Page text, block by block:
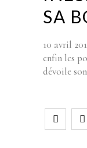
SA
10 avril
enfin les
dévoile